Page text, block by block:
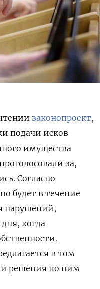
законопроект,
подачи исков
имущества
за,
Согласно
будет в течение
нарушений,
дня, когда
в том
решения по ним